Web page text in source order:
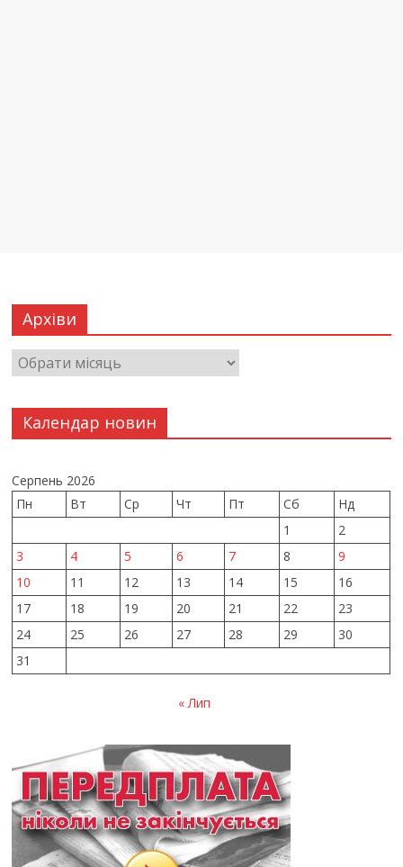
Архіви
Календар новин
Серпень 2026
Пн
Вт Ср Чт Пт Сб
Нд
1
2
3
4 5 6 7 8
9
10
11 12 13 14 15
16
17
18 19 20 21 22
23
24
25 26 27 28 29
30
31
« Лип